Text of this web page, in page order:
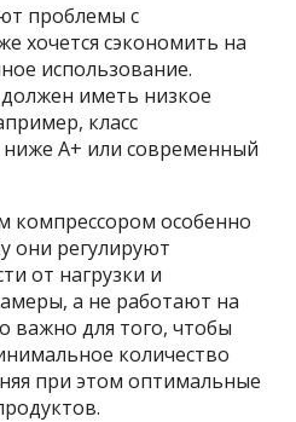
проблемы с
хочется сэкономить на
использование.
иметь низкое
класс
ниже А+ или современный
компрессором особенно
они регулируют
от нагрузки и
а не работают на
важно для того, чтобы
количество
при этом оптимальные